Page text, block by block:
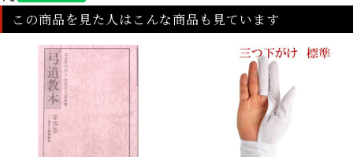
この商品を見た人はこんな商品も見ています